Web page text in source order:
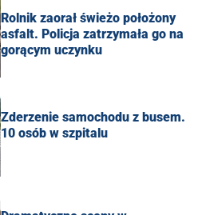
Rolnik zaorał świeżo położony
asfalt. Policja zatrzymała go na
gorącym uczynku
Zderzenie samochodu z busem.
10 osób w szpitalu